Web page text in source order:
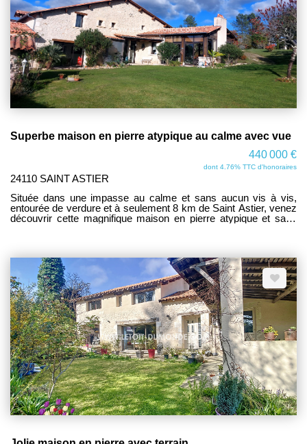
l'extérieur, un beau jardin très agréable et ombragé ainsi qu'un
second garage et un car port viennent compléter ce joli bien. A
visiter au plus vite ! www.letoit-dumonde.com consultez nos
biens.
Superbe maison en pierre atypique au calme avec vue
440 000 €
dont 4.76% TTC d'honoraires
24110 SAINT ASTIER
Située dans une impasse au calme et sans aucun vis à vis,
entourée de verdure et à seulement 8 km de Saint Astier, venez
découvrir cette magnifique maison en pierre atypique et sans
séjour, une salle à manger, une salle de jeux et une cuisine
entièrement équipée. Vous découvrirez également une
buanderie, une cave à vin, une chaufferie de 18m² ainsi qu'un
garage avec portail électrique de 30 m². Une première suite
parentale de 20 m² avec sa salle d'eau et un WC se trouve au
rez de chaussée ainsi qu'un second WC indépendant. A l'étage,
vous découvrirez 3 magnifiques chambres en pierre apparente
de 18, 16 et 15m² avec une salle de bain et un WC indépendant
pouvant être assimilé comme seconde suite parentale. Une
magnifique troisième suite parentale de plus de 35m² avec la
partie chambre en pierre apparente de 14m², une salle de bain
avec douche et baignoire de 9m², un dressing de 8 m² et un WC
indépendant saura vous séduire. Une mezzanine de 25m² peut
servir de bureau avec son local de rangement accolé. Une
véranda chauffée de 24m² vous permettra de profitez des
rayons du soleil et de l'extérieur très bien entretenu de plus